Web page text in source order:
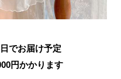
でお届け予定
円かかります